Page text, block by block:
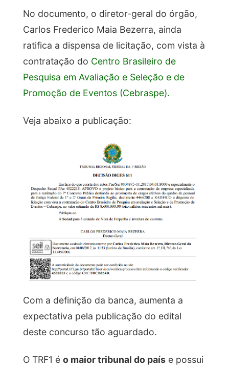
No documento, o diretor-geral do órgão,
Carlos Frederico Maia Bezerra, ainda
ratifica a dispensa de licitação, com vista à
contratação do Centro Brasileiro de
Pesquisa em Avaliação e Seleção e de
Promoção de Eventos (Cebraspe).
Veja abaixo a publicação:
Com a definição da banca, aumenta a
expectativa pela publicação do edital
deste concurso tão aguardado.
O TRF1 é o maior tribunal do paíse possui